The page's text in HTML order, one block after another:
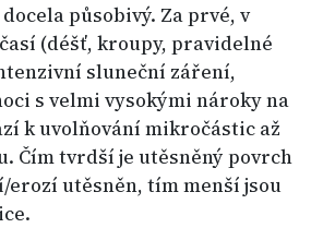
působivý. Za prvé, v
(déšť, kroupy, pravidelné
sluneční záření,
s velmi vysokými nároky na
k uvolňování mikročástic až
Čím tvrdší je utěsněný povrch
erozí utěsněn, tím menší jsou